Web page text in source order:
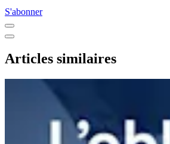
S'abonner
Articles similaires